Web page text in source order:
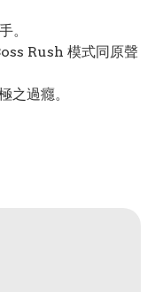
。
Rush 模式同原聲
之過癮。